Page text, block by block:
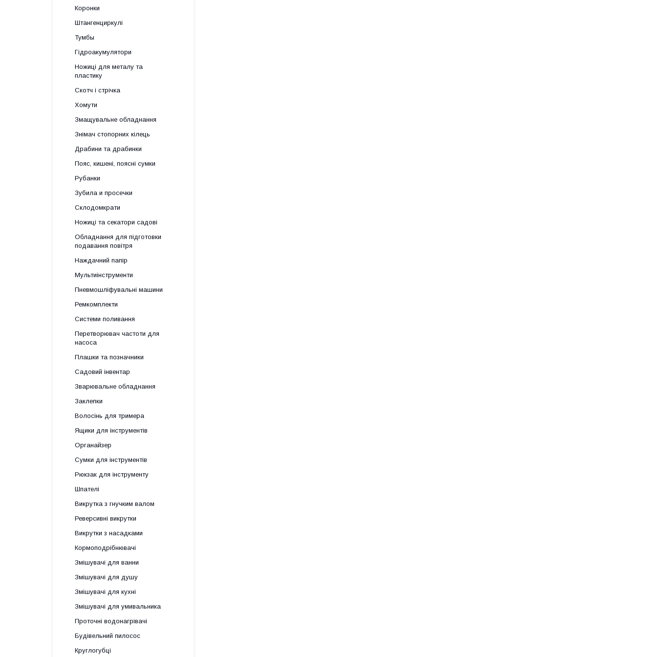
Коронки
Штангенциркулі
Тумбы
Гідроакумулятори
Ножиці для металу та
пластику
Скотч і стрічка
Хомути
Змащувальне обладнання
Знімач стопорних кілець
Драбини та драбинки
Пояс, кишені, поясні сумки
Рубанки
Зубила и просечки
Склодомкрати
Ножиці та секатори садові
Обладнання для підготовки
подавання повітря
Наждачний папір
Мультиінструменти
Пневмошліфувальні машини
Ремкомплекти
Системи поливання
Перетворювач частоти для
насоса
Плашки та позначники
Садовий інвентар
Зварювальне обладнання
Заклепки
Волосінь для тримера
Ящики для інструментів
Органайзер
Сумки для інструментів
Рюкзак для інструменту
Шпателі
Викрутка з гнучким валом
Реверсивні викрутки
Викрутки з насадками
Кормоподрібнювачі
Змішувачі для ванни
Змішувачі для душу
Змішувачі для кухні
Змішувачі для умивальника
Проточні водонагрівачі
Будівельний пилосос
Круглогубці